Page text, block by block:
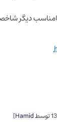
ديگر
Hamid
]